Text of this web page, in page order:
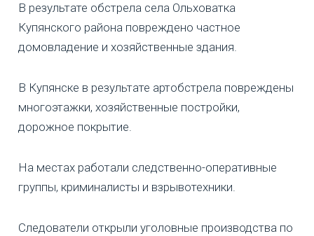
В результате обстрела села Ольховатка
Купянского района повреждено частное
домовладение и хозяйственные здания.
В Купянске в результате артобстрела повреждены
многоэтажки, хозяйственные постройки,
дорожное покрытие.
На местах работали следственно-оперативные
группы, криминалисты и взрывотехники.
Следователи открыли уголовные производства по